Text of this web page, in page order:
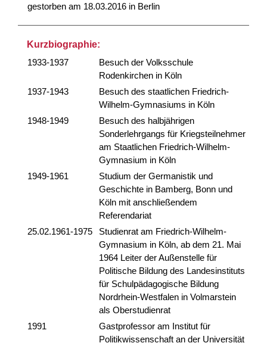
gestorben am 18.03.2016 in Berlin
Kurzbiographie:
1933-1937
Besuch der Volksschule
Rodenkirchen in Köln
1937-1943
Besuch des staatlichen Friedrich-
Wilhelm-Gymnasiums in Köln
1948-1949
Besuch des halbjährigen
Sonderlehrgangs für Kriegsteilnehmer
am Staatlichen Friedrich-Wilhelm-
Gymnasium in Köln
1949-1961
Studium der Germanistik und
Geschichte in Bamberg, Bonn und
Köln mit anschließendem
Referendariat
25.02.1961-1975
Studienrat am Friedrich-Wilhelm-
Gymnasium in Köln, ab dem 21. Mai
1964 Leiter der Außenstelle für
Politische Bildung des Landesinstituts
für Schulpädagogische Bildung
Nordrhein-Westfalen in Volmarstein
als Oberstudienrat
1991
Gastprofessor am Institut für
Politikwissenschaft an der Universität